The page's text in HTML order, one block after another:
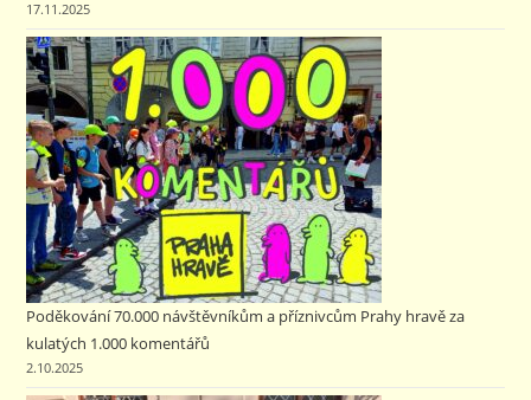
17.11.2025
Poděkování 70.000 návštěvníkům a příznivcům Prahy hravě za
kulatých 1.000 komentářů
2.10.2025